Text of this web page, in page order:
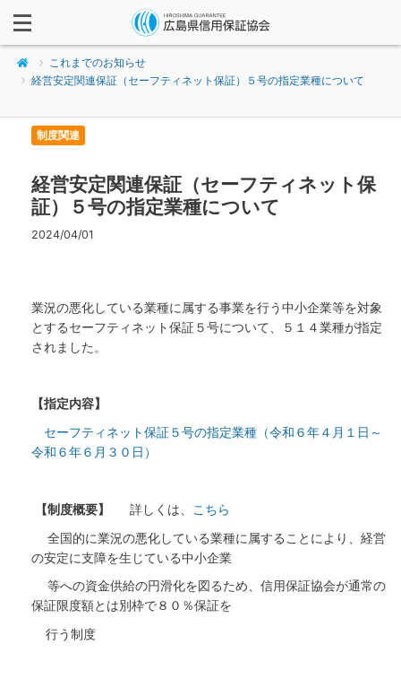
これまでのお知らせ
経営安定関連保証（セーフティネット保証）５号の指定業種について
制度関連
経営安定関連保証（セーフティネット保
証）５号の指定業種について
2024/04/01
業況の悪化している業種に属する事業を行う中小企業等を対象
とするセーフティネット保証５号について、５１４業種が指定
されました。
【指定内容】
セーフティネット保証５号の指定業種（令和６年４月１日～
令和６年６月３０日）
【制度概要】 詳しくは、
こちら
全国的に業況の悪化している業種に属することにより、経営
の安定に支障を生じている中小企業
等への資金供給の円滑化を図るため、信用保証協会が通常の
保証限度額とは別枠で８０％保証を
行う制度